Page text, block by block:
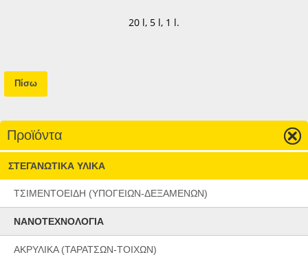
20 l, 5 l, 1 l.
Πίσω
Προϊόντα
ΣΤΕΓΑΝΩΤΙΚΑ ΥΛΙΚΑ
ΤΣΙΜΕΝΤΟΕΙΔΗ (ΥΠΟΓΕΙΩΝ-ΔΕΞΑΜΕΝΩΝ)
ΝΑΝΟΤΕΧΝΟΛΟΓΙΑ
ΑΚΡΥΛΙΚΑ (ΤΑΡΑΤΣΩΝ-ΤΟΙΧΩΝ)